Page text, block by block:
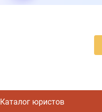
Каталог юристов